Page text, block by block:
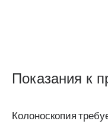
Показания к
Колоноскопия